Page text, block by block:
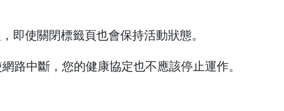
即使關閉標籤頁也會保持活動狀態。
路中斷，您的健康協定也不應該停止運作。